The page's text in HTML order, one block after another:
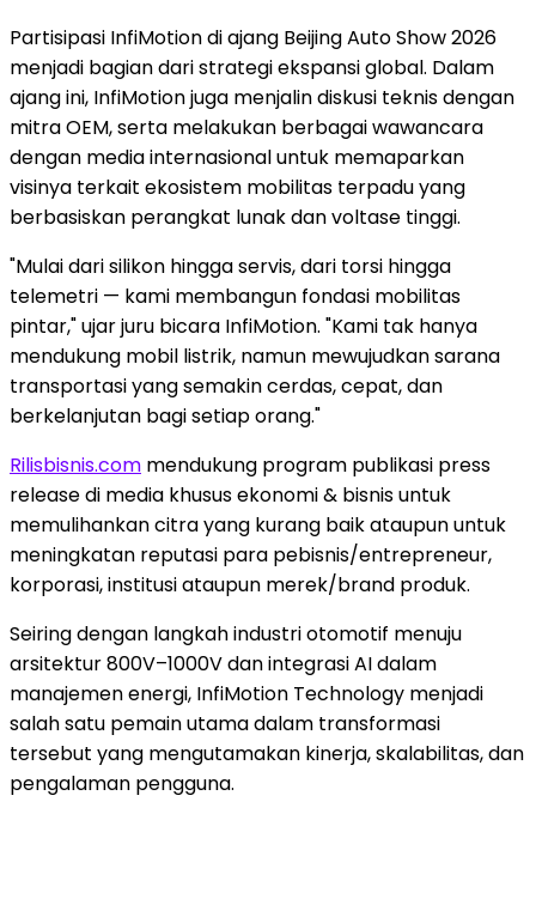
Partisipasi InfiMotion di ajang Beijing Auto Show 2026
menjadi bagian dari strategi ekspansi global. Dalam
ajang ini, InfiMotion juga menjalin diskusi teknis dengan
mitra OEM, serta melakukan berbagai wawancara
dengan media internasional untuk memaparkan
visinya terkait ekosistem mobilitas terpadu yang
berbasiskan perangkat lunak dan voltase tinggi.
"Mulai dari silikon hingga servis, dari torsi hingga
telemetri — kami membangun fondasi mobilitas
pintar," ujar juru bicara InfiMotion. "Kami tak hanya
mendukung mobil listrik, namun mewujudkan sarana
transportasi yang semakin cerdas, cepat, dan
berkelanjutan bagi setiap orang."
Rilisbisnis.com mendukung program publikasi press
release di media khusus ekonomi & bisnis untuk
memulihankan citra yang kurang baik ataupun untuk
meningkatan reputasi para pebisnis/entrepreneur,
korporasi, institusi ataupun merek/brand produk.
Seiring dengan langkah industri otomotif menuju
arsitektur 800V–1000V dan integrasi AI dalam
manajemen energi, InfiMotion Technology menjadi
salah satu pemain utama dalam transformasi
tersebut yang mengutamakan kinerja, skalabilitas, dan
pengalaman pengguna.